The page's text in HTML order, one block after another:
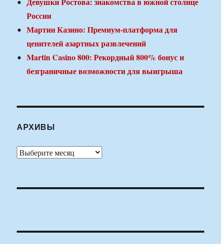
России
Мартин Казино: Премиум-платформа для
ценителей азартных развлечений
Martin Casino 800: Рекордный 800% бонус и
безграничные возможности для выигрыша
АРХИВЫ
Архивы